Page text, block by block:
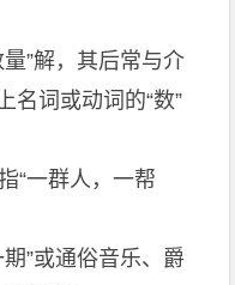
”解，其后常与介
名词或动词的“数”
“一群人，一帮
”或通俗音乐、爵